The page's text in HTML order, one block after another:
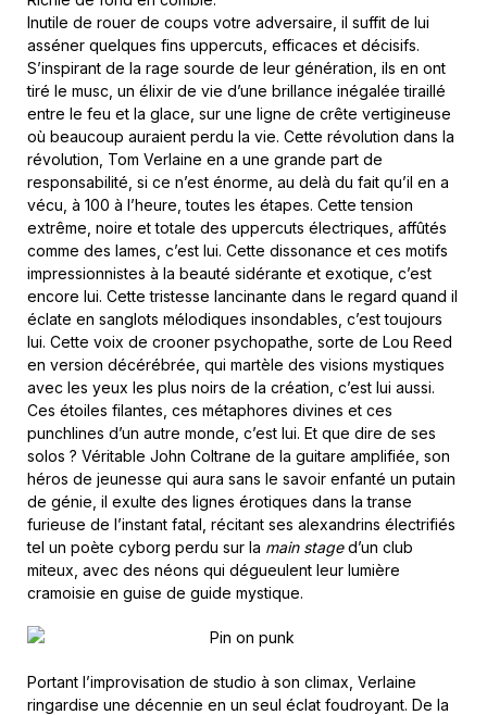
Inutile de rouer de coups votre adversaire, il suffit de lui
asséner quelques fins uppercuts, efficaces et décisifs.
S’inspirant de la rage sourde de leur génération, ils en ont
tiré le musc, un élixir de vie d’une brillance inégalée tiraillé
entre le feu et la glace, sur une ligne de crête vertigineuse
où beaucoup auraient perdu la vie. Cette révolution dans la
révolution, Tom Verlaine en a une grande part de
responsabilité, si ce n’est énorme, au delà du fait qu’il en a
vécu, à 100 à l’heure, toutes les étapes. Cette tension
extrême, noire et totale des uppercuts électriques, affûtés
comme des lames, c’est lui. Cette dissonance et ces motifs
impressionnistes à la beauté sidérante et exotique, c’est
encore lui. Cette tristesse lancinante dans le regard quand il
éclate en sanglots mélodiques insondables, c’est toujours
lui. Cette voix de crooner psychopathe, sorte de Lou Reed
en version décérébrée, qui martèle des visions mystiques
avec les yeux les plus noirs de la création, c’est lui aussi.
Ces étoiles filantes, ces métaphores divines et ces
punchlines d’un autre monde, c’est lui. Et que dire de ses
solos ? Véritable John Coltrane de la guitare amplifiée, son
héros de jeunesse qui aura sans le savoir enfanté un putain
de génie, il exulte des lignes érotiques dans la transe
furieuse de l’instant fatal, récitant ses alexandrins électrifiés
tel un poète cyborg perdu sur la main staged’un club
miteux, avec des néons qui dégueulent leur lumière
cramoisie en guise de guide mystique.
Portant l’improvisation de studio à son climax, Verlaine
ringardise une décennie en un seul éclat foudroyant. De la